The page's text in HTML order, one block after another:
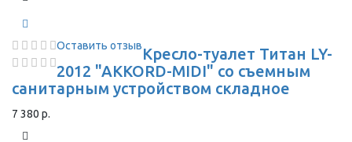
Оставить отзывКресло-туалет Титан LY-
2012 "AKKORD-MIDI" со съемным
санитарным устройством складное
7 380 р.